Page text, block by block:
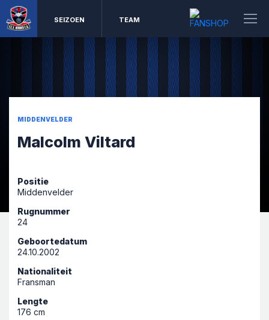
SEIZOEN TEAM
MIDDENVELDER
Malcolm Viltard
Positie
Middenvelder
Rugnummer
24
Geboortedatum
24.10.2002
Nationaliteit
Fransman
Lengte
176 cm